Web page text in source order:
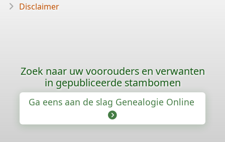
Disclaimer
Zoek naar uw voorouders en verwanten
in gepubliceerde stambomen
Ga eens aan de slag Genealogie Online